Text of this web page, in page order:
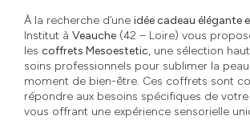
À la recherche d’une idée cadeau élégante
Institut à Veauche (42 – Loire) vous
les coffrets Mesoestetic, une sélection
soins professionnels pour sublimer la
moment de bien-être. Ces coffrets sont
répondre aux besoins spécifiques de
vous offrant une expérience sensorielle